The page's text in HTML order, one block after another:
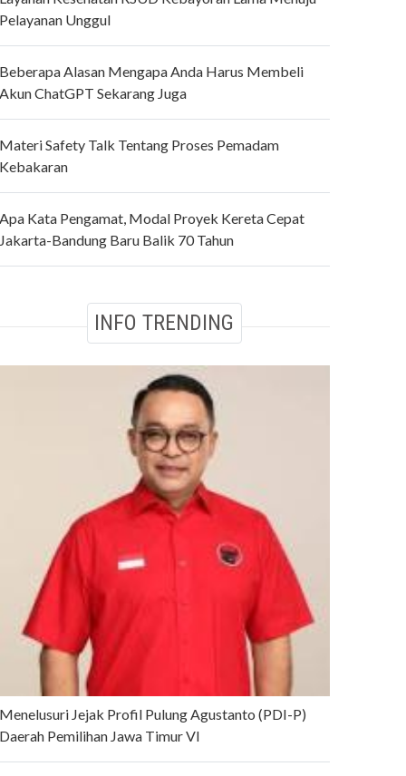
Unggul
Alasan Mengapa Anda Harus Membeli
ChatGPT Sekarang Juga
Safety Talk Tentang Proses Pemadam
Kata Pengamat, Modal Proyek Kereta Cepat
Bandung Baru Balik 70 Tahun
INFO TRENDING
Jejak Profil Pulung Agustanto (PDI-P)
Pemilihan Jawa Timur VI